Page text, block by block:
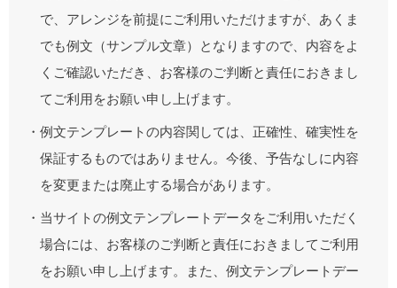
で、アレンジを前提にご利用いただけますが、あくま
でも例文（サンプル文章）となりますので、内容をよ
くご確認いただき、お客様のご判断と責任におきまし
てご利用をお願い申し上げます。
・例文テンプレートの内容関しては、正確性、確実性を
保証するものではありません。今後、予告なしに内容
を変更または廃止する場合があります。
・当サイトの例文テンプレートデータをご利用いただく
場合には、お客様のご判断と責任におきましてご利用
をお願い申し上げます。また、例文テンプレートデー